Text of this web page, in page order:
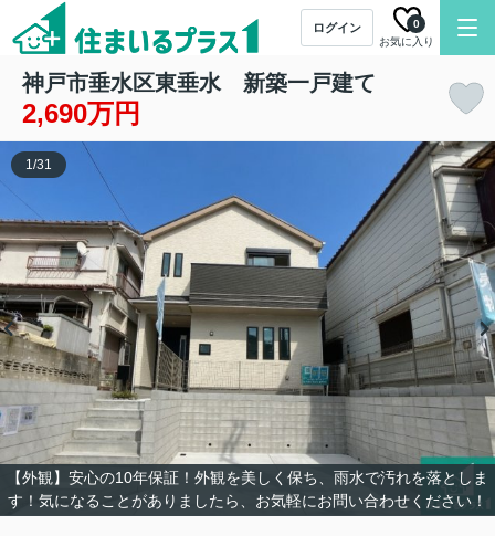
ログイン
お気に入り
0
神戸市垂水区東垂水 新築一戸建て
2,690万円
【外観】安心の10年保証！外観を美しく保ち、雨水で汚れを落としま
す！気になることがありましたら、お気軽にお問い合わせください！
1/31